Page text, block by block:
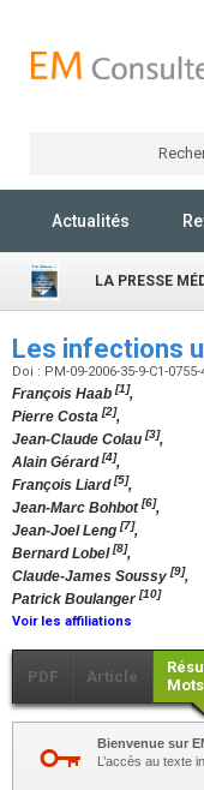
Actualités
LA PRESSE
Les infections
Doi : PM-09-2006-35-9-C1-
François Haab [1],
Pierre Costa [2],
Jean-Claude Colau [3],
Alain Gérard[4],
François Liard[5],
Jean-Marc Bohbot[6],
Jean-Joel Leng [7],
Bernard Lobel[8],
Claude-James Soussy [9],
Patrick Boulanger[10]
Voir les affiliations
PDF Article
Bienvenue sur
L’accès au texte